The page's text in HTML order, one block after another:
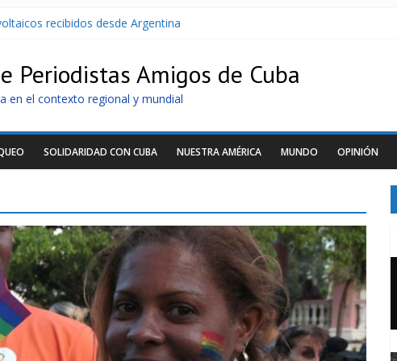
recibidos desde Argentina
Cuba apuntan a la cooperación militar con Rusia y China
para que no se venda la patria
Periodistas Amigos de Cuba
en el contexto regional y mundial
SOLIDARIDAD CON CUBA NUESTRA AMÉRICA MUNDO OPINIÓN